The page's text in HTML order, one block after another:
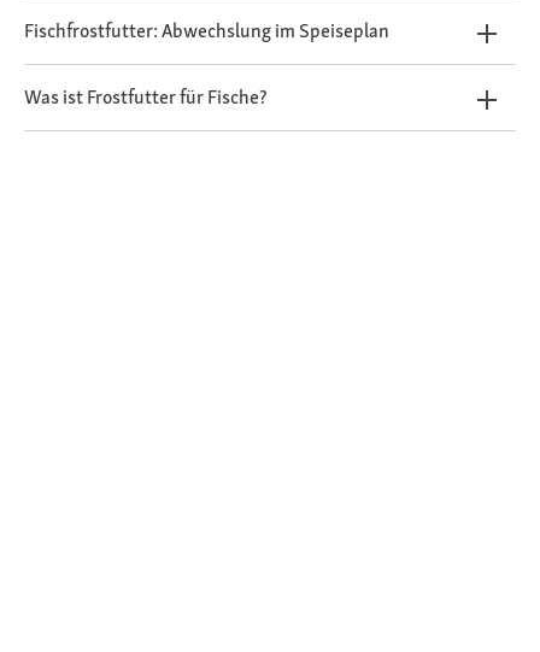
Fischfrostfutter: Abwechslung im Speiseplan
Was ist Frostfutter für Fische?